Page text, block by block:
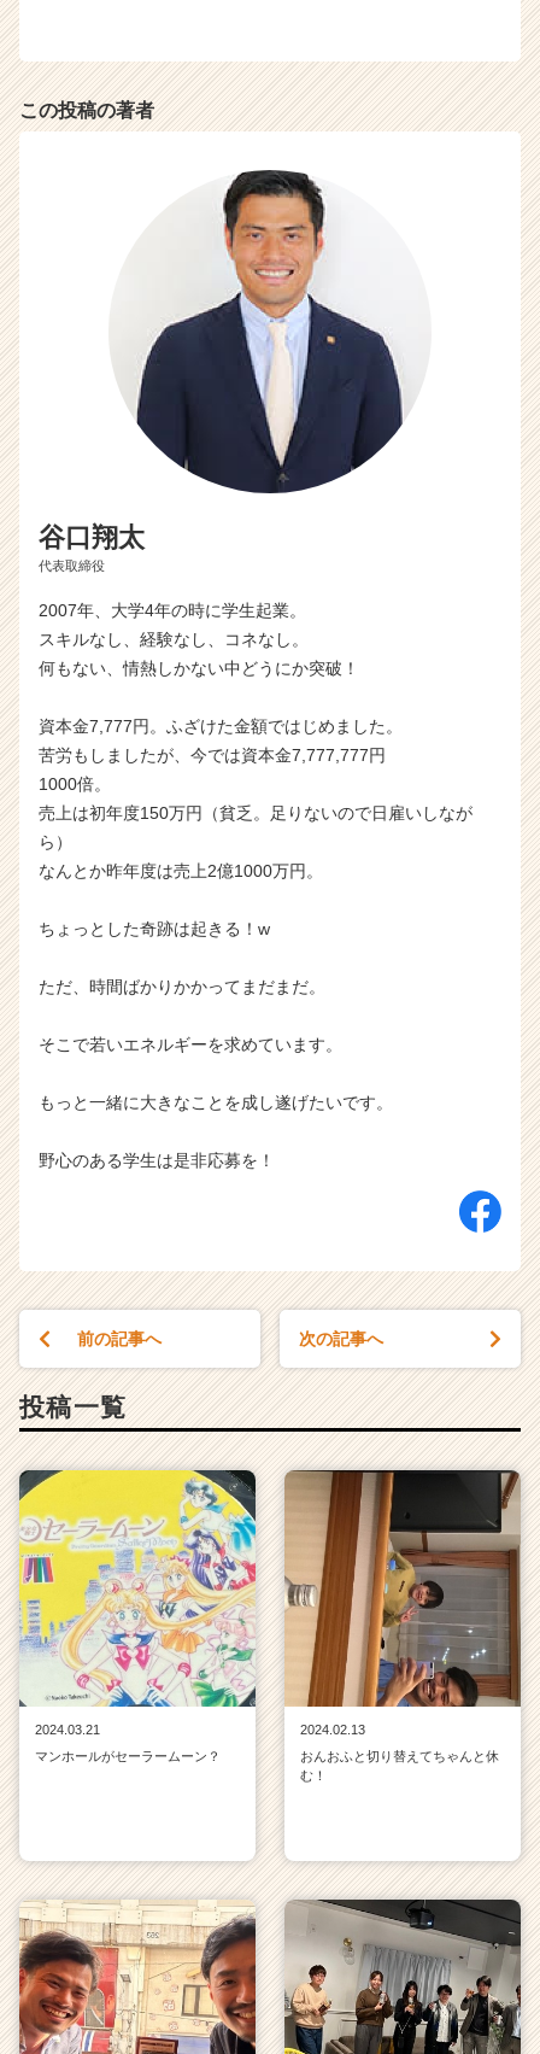
リ
e
この投稿の著者
谷口翔太
代表取締役
2007年、大学4年の時に学生起業。
スキルなし、経験なし、コネなし。
何もない、情熱しかない中どうにか突破！
資本金7,777円。ふざけた金額ではじめました。
苦労もしましたが、今では資本金7,777,777円
1000倍。
売上は初年度150万円（貧乏。足りないので日雇いしなが
ら）
なんとか昨年度は売上2億1000万円。
ちょっとした奇跡は起きる！w
ただ、時間ばかりかかってまだまだ。
そこで若いエネルギーを求めています。
もっと一緒に大きなことを成し遂げたいです。
野心のある学生は是非応募を！
前の記事へ 次の記事へ
投稿一覧
2024.03.21
マンホールがセーラームーン？
2024.02.13
おんおふと切り替えてちゃんと休
む！